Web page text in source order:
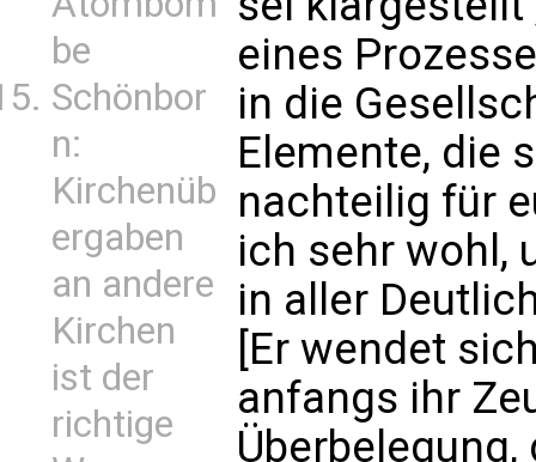
be
Schönbor
n:
Kirchenüb
ergaben
an andere
Kirchen
ist der
richtige
eines
in die
Elemente, die
nachteilig für
ich sehr wohl,
in aller
[Er wendet
anfangs ihr